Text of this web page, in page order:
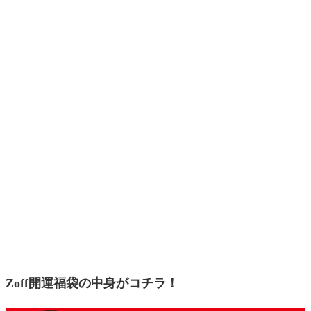
Zoff開運福袋の中身がコチラ！